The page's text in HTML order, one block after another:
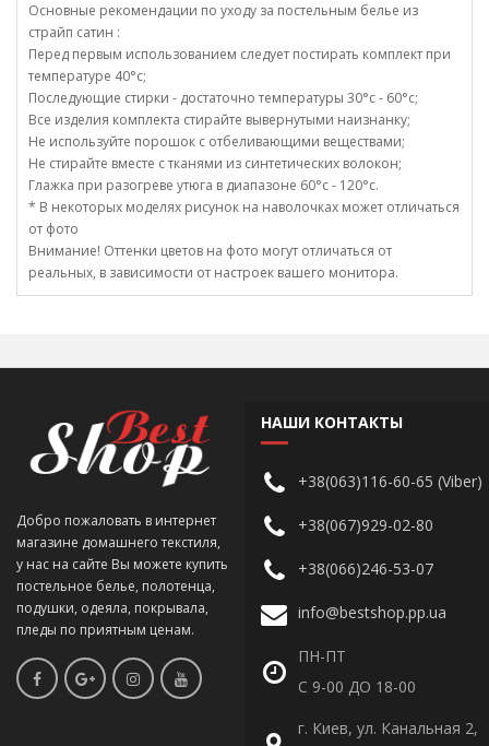
Основные рекомендации по уходу за постельным белье из
страйп сатин :
Перед первым использованием следует постирать комплект при
температуре 40°c;
Последующие стирки - достаточно температуры 30°c - 60°c;
Все изделия комплекта стирайте вывернутыми наизнанку;
Не используйте порошок с отбеливающими веществами;
Не стирайте вместе с тканями из синтетических волокон;
Глажка при разогреве утюга в диапазоне 60°c - 120°c.
* В некоторых моделях рисунок на наволочках может отличаться
от фото
Внимание! Оттенки цветов на фото могут отличаться от
реальных, в зависимости от настроек вашего монитора.
Добро пожаловать в интернет
магазине домашнего текстиля,
у нас на сайте Вы можете купить
постельное белье, полотенца,
подушки, одеяла, покрывала,
пледы по приятным ценам.
НАШИ КОНТАКТЫ
+38(063)116-60-65 (Viber)
+38(067)929-02-80
+38(066)246-53-07
info@bestshop.pp.ua
ПН-ПТ
С 9-00 ДО 18-00
г. Киев, ул. Канальная 2,